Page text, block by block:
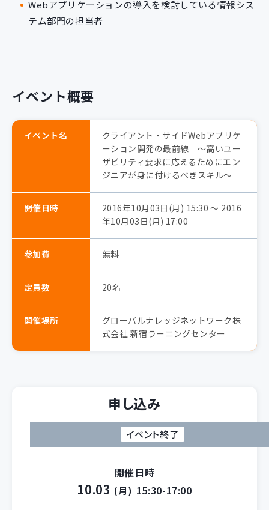
Webアプリケーションの導入を検討している情報シス
テム部門の担当者
イベント概要
イベント名
クライアント・サイドWebアプリケ
ーション開発の最前線 ～高いユー
ザビリティ要求に応えるためにエン
ジニアが身に付けるべきスキル～
開催日時
2016年10月03日(月) 15:30 〜 2016
年10月03日(月) 17:00
参加費 無料
定員数 20名
開催場所
グローバルナレッジネットワーク株
式会社 新宿ラーニングセンター
申し込み
イベント終了
開催日時
10.03 (月) 15:30-17:00